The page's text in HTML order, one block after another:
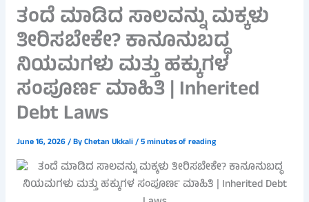
ತಂದೆ ಮಾಡಿದ ಸಾಲವನ್ನು ಮಕ್ಕಳು
ತೀರಿಸಬೇಕೇ? ಕಾನೂನುಬದ್ಧ
ನಿಯಮಗಳು ಮತ್ತು ಹಕ್ಕುಗಳ
ಸಂಪೂರ್ಣ ಮಾಹಿತಿ | Inherited
Debt Laws
June 16, 2026/ ByChetan Ukkali/5 minutes of reading